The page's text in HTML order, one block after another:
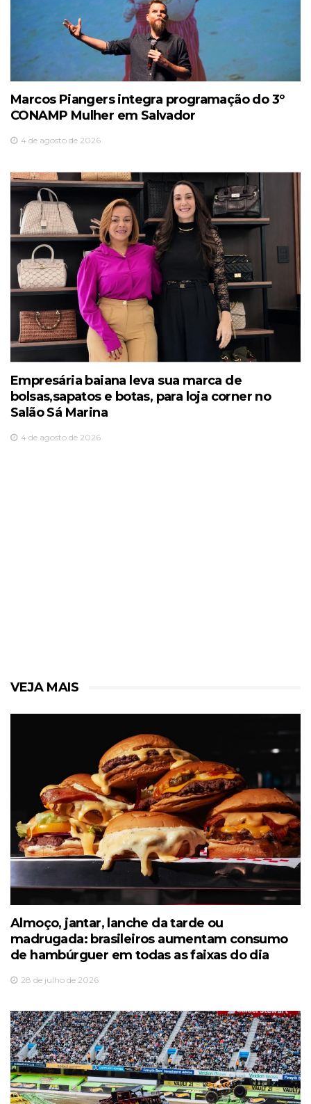
Marcos Piangers integra programação do 3º
CONAMP Mulher em Salvador
4 de agosto de 2026
Empresária baiana leva sua marca de
bolsas,sapatos e botas, para loja corner no
Salão Sá Marina
4 de agosto de 2026
VEJA MAIS
Almoço, jantar, lanche da tarde ou
madrugada: brasileiros aumentam consumo
de hambúrguer em todas as faixas do dia
28 de julho de 2026